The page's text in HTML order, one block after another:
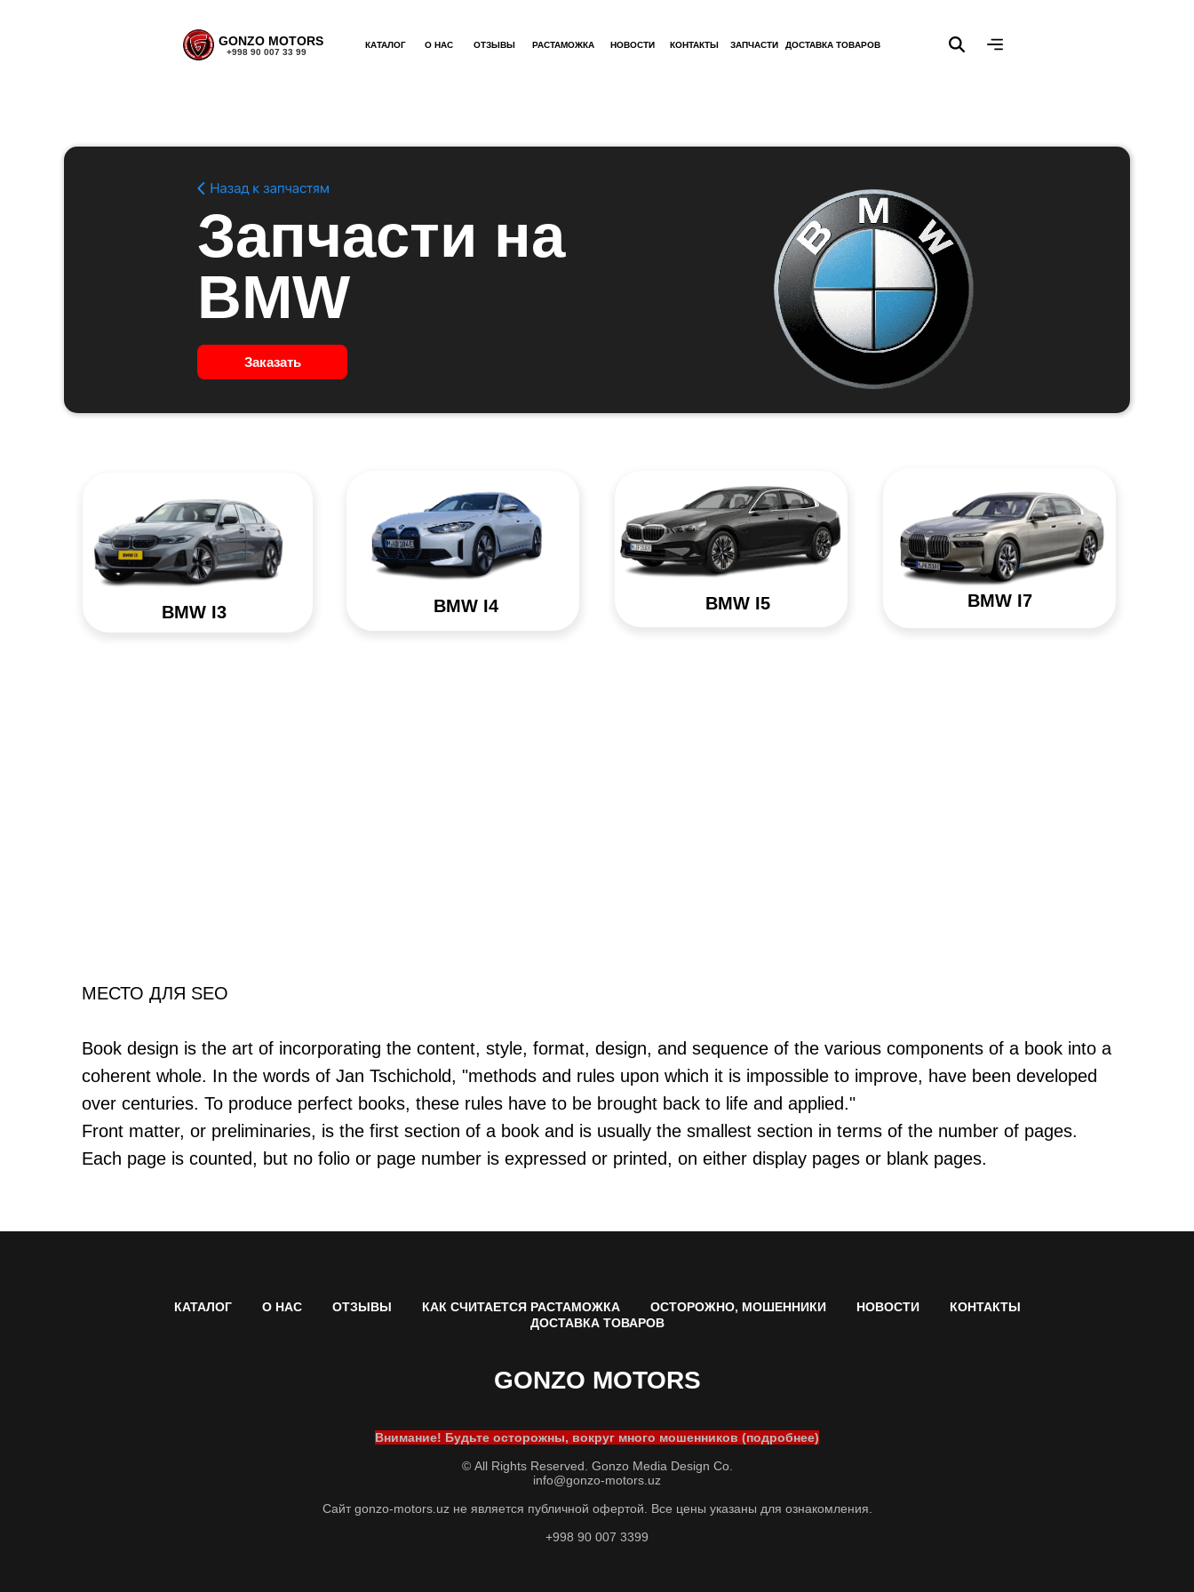
GONZO MOTORS КАТАЛОГ О НАС ОТЗЫВЫ РАСТАМОЖКА НОВОСТИ КОНТАКТЫ
+998 90 007 33 99
ЗАПЧАСТИ ДОСТАВКА ТОВАРОВ
Запчасти на
BMW
Заказать
BMW I3 BMW I5 BMW I7
BMW I4
МЕСТО ДЛЯ SEO
Book design is the art of incorporating the content, style, format, design, and sequence of the various components of a book into a
coherent whole. In the words of Jan Tschichold, "methods and rules upon which it is impossible to improve, have been developed
over centuries. To produce perfect books, these rules have to be brought back to life and applied."
Front matter, or preliminaries, is the first section of a book and is usually the smallest section in terms of the number of pages.
Each page is counted, but no folio or page number is expressed or printed, on either display pages or blank pages.
КАТАЛОГ О НАС ОТЗЫВЫ КАК СЧИТАЕТСЯ РАСТАМОЖКА ОСТОРОЖНО, МОШЕННИКИ НОВОСТИ
КОНТАКТЫ
ДОСТАВКА ТОВАРОВ
GONZO MOTORS
Внимание! Будьте осторожны, вокруг много мошенников (подробнее)
© All Rights Reserved. Gonzo Media Design Co.
info@gonzo-motors.uz
Сайт gonzo-motors.uz не является публичной офертой. Все цены указаны для ознакомления.
+998 90 007 3399